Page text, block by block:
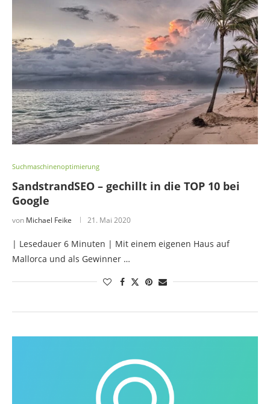
Suchmaschinenoptimierung
SandstrandSEO – gechillt in die TOP 10 bei
Google
von Michael Feike 21. Mai 2020
| Lesedauer 6 Minuten | Mit einem eigenen Haus auf
Mallorca und als Gewinner …